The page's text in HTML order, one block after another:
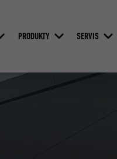
PRODUKTY SERVIS